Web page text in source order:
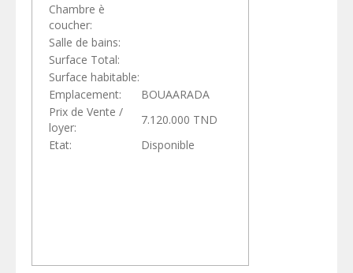
Chambre è
coucher:
Salle de bains:
Surface Total:
Surface habitable:
Emplacement:
BOUAARADA
Prix de Vente /
loyer:
7.120.000 TND
Etat:
Disponible